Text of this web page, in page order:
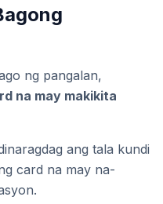
ng pangalan,
na may makikita
ang tala kundi
card na may na-